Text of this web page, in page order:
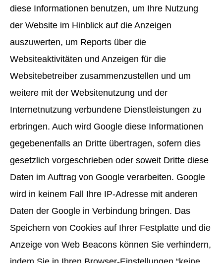
diese Informationen benutzen, um Ihre Nutzung
der Website im Hinblick auf die Anzeigen
auszuwerten, um Reports über die
Websiteaktivitäten und Anzeigen für die
Websitebetreiber zusammenzustellen und um
weitere mit der Websitenutzung und der
Internetnutzung verbundene Dienstleistungen zu
erbringen. Auch wird Google diese Informationen
gegebenenfalls an Dritte übertragen, sofern dies
gesetzlich vorgeschrieben oder soweit Dritte diese
Daten im Auftrag von Google verarbeiten. Google
wird in keinem Fall Ihre IP-Adresse mit anderen
Daten der Google in Verbindung bringen. Das
Speichern von Cookies auf Ihrer Festplatte und die
Anzeige von Web Beacons können Sie verhindern,